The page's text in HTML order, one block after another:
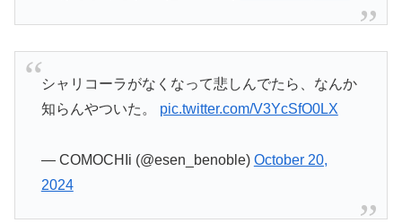
シャリコーラがなくなって悲しんでたら、なんか
知らんやついた。 pic.twitter.com/V3YcSfO0LX
— COMOCHIi (@esen_benoble) October 20,
2024